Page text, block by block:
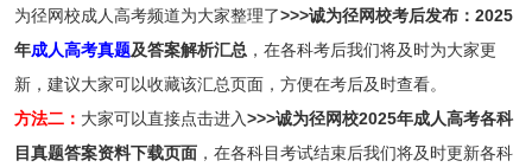
为径网校成人高考频道为大家整理了>>>诚为径网校考后发布：2025
年成人高考真题及答案解析汇总 ，在各科考后我们将及时为大家更
新，建议大家可以收藏该汇总页面，方便在考后及时查看。
方法二： 大家可以直接点击进入>>>诚为径网校2025年成人高考各科
目真题答案资料下载页面，在各科目考试结束后我们将及时更新各科